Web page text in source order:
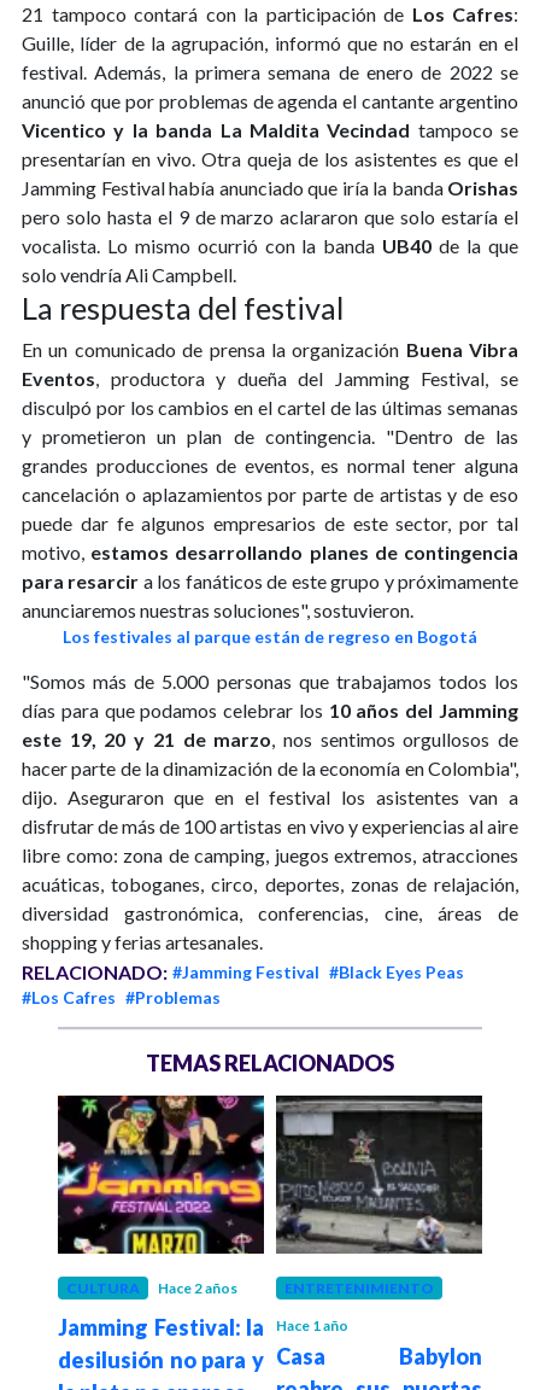
21 tampoco contará con la participación de Los Cafres:
Guille, líder de la agrupación, informó que no estarán en el
festival. Además, la primera semana de enero de 2022 se
anunció que por problemas de agenda el cantante argentino
Vicentico y la banda La Maldita Vecindad tampoco se
presentarían en vivo. Otra queja de los asistentes es que el
Jamming Festival había anunciado que iría la banda Orishas
pero solo hasta el 9 de marzo aclararon que solo estaría el
vocalista. Lo mismo ocurrió con la banda UB40 de la que
solo vendría Ali Campbell.
La respuesta del festival
En un comunicado de prensa la organización Buena Vibra
Eventos, productora y dueña del Jamming Festival, se
disculpó por los cambios en el cartel de las últimas semanas
y prometieron un plan de contingencia. "Dentro de las
grandes producciones de eventos, es normal tener alguna
cancelación o aplazamientos por parte de artistas y de eso
puede dar fe algunos empresarios de este sector, por tal
motivo, estamos desarrollando planes de contingencia
para resarcir a los fanáticos de este grupo y próximamente
anunciaremos nuestras soluciones", sostuvieron.
Los festivales al parque están de regreso en Bogotá
"Somos más de 5.000 personas que trabajamos todos los
días para que podamos celebrar los 10 años del Jamming
este 19, 20 y 21 de marzo, nos sentimos orgullosos de
hacer parte de la dinamización de la economía en Colombia",
dijo. Aseguraron que en el festival los asistentes van a
disfrutar de más de 100 artistas en vivo y experiencias al aire
libre como: zona de camping, juegos extremos, atracciones
acuáticas, toboganes, circo, deportes, zonas de relajación,
diversidad gastronómica, conferencias, cine, áreas de
shopping y ferias artesanales.
RELACIONADO: #Jamming Festival #Black Eyes Peas
#Los Cafres #Problemas
TEMAS RELACIONADOS
CULTURA Hace 2 años
Jamming Festival: la
desilusión no para y
ENTRETENIMIENTO
Hace 1 año
Casa Babylon